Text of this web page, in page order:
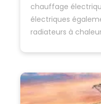
chauffage
électriques
radiateurs à